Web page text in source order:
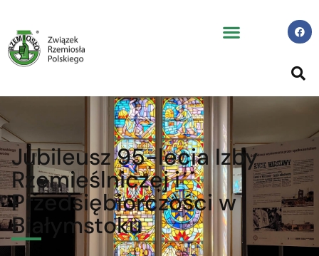
Jubileusz 95-lecia Izby
Rzemieślniczej i
Przedsiębiorczości w
Białymstoku